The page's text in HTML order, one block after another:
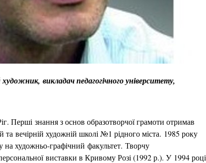
викладач педагогічного університету,
знання з основ образотворчої грамоти отримав
та вечірній художній школі №1 рідного міста. 1985 року
на художньо-графічний факультет. Творчу
виставки в Кривому Розі (1992 р.). У 1994 році